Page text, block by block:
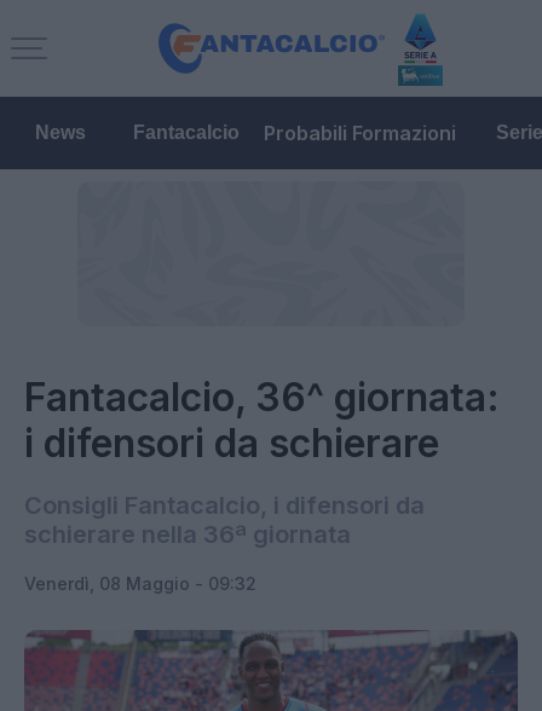
News Fantacalcio Probabili Formazioni
Fantacalcio, 36^ giornata:
i difensori da schierare
Consigli Fantacalcio, i difensori da
schierare nella 36ª giornata
Venerdì, 08 Maggio - 09:32